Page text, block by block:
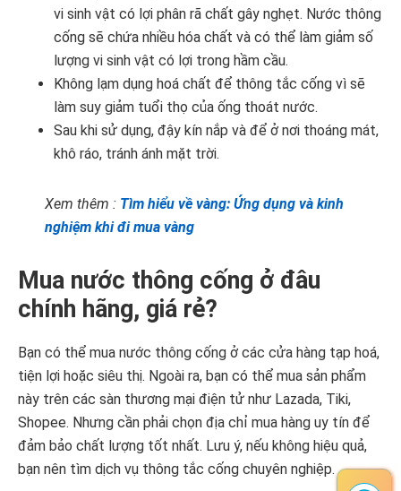
vi sinh vật có lợi phân rã chất gây nghẹt. Nước thông
cống sẽ chứa nhiều hóa chất và có thể làm giảm số
lượng vi sinh vật có lợi trong hầm cầu.
Không lạm dụng hoá chất để thông tắc cống vì sẽ
làm suy giảm tuổi thọ của ống thoát nước.
Sau khi sử dụng, đậy kín nắp và để ở nơi thoáng mát,
khô ráo, tránh ánh mặt trời.
Xem thêm : Tìm hiểu về vàng: Ứng dụng và kinh
nghiệm khi đi mua vàng
Mua nước thông cống ở đâu
chính hãng, giá rẻ?
Bạn có thể mua nước thông cống ở các cửa hàng tạp hoá,
tiện lợi hoặc siêu thị. Ngoài ra, bạn có thể mua sản phẩm
này trên các sàn thương mại điện tử như Lazada, Tiki,
Shopee. Nhưng cần phải chọn địa chỉ mua hàng uy tín để
đảm bảo chất lượng tốt nhất. Lưu ý, nếu không hiệu quả,
bạn nên tìm dịch vụ thông tắc cống chuyên nghiệp.